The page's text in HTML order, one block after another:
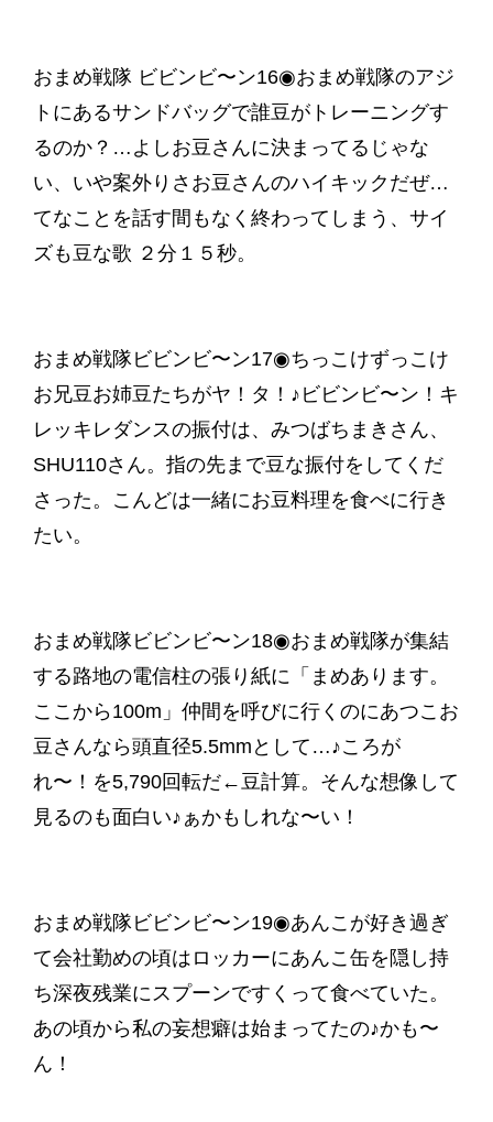
おまめ戦隊 ビビンビ〜ン16◉おまめ戦隊のアジ
トにあるサンドバッグで誰豆がトレーニングす
るのか？…よしお豆さんに決まってるじゃな
い、いや案外りさお豆さんのハイキックだぜ…
てなことを話す間もなく終わってしまう、サイ
ズも豆な歌 ２分１５秒。
おまめ戦隊ビビンビ〜ン17◉ちっこけずっこけ
お兄豆お姉豆たちがヤ！タ！♪ビビンビ〜ン！キ
レッキレダンスの振付は、みつばちまきさん、
SHU110さん。指の先まで豆な振付をしてくだ
さった。こんどは一緒にお豆料理を食べに行き
たい。
おまめ戦隊ビビンビ〜ン18◉おまめ戦隊が集結
する路地の電信柱の張り紙に「まめあります。
ここから100m」仲間を呼びに行くのにあつこお
豆さんなら頭直径5.5mmとして…♪ころが
れ〜！を5,790回転だ←豆計算。そんな想像して
見るのも面白い♪ぁかもしれな〜い！
おまめ戦隊ビビンビ〜ン19◉あんこが好き過ぎ
て会社勤めの頃はロッカーにあんこ缶を隠し持
ち深夜残業にスプーンですくって食べていた。
あの頃から私の妄想癖は始まってたの♪かも〜
ん！